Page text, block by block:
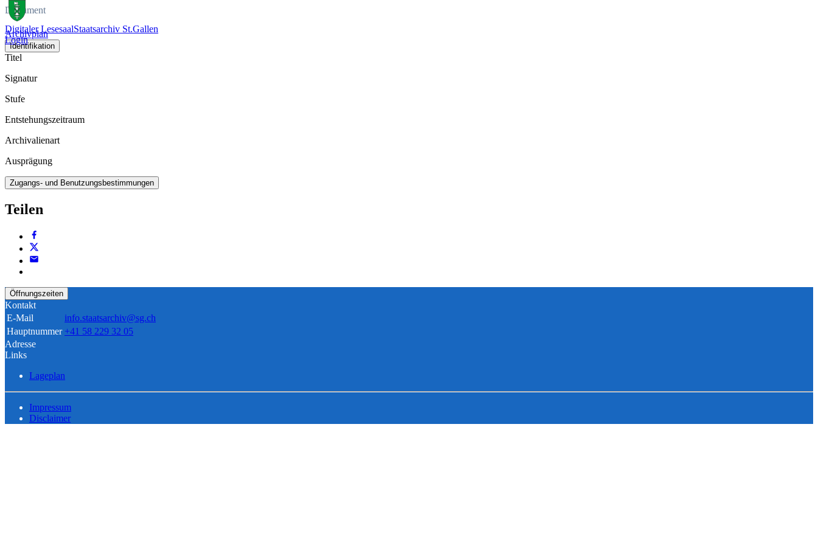
Digitaler LesesaalStaatsarchiv St.Gallen
Login
Dokument
Archivplan
Identifikation
Titel
Signatur
Stufe
Entstehungszeitraum
Archivalienart
Ausprägung
Zugangs- und Benutzungsbestimmungen
Teilen
Öffnungszeiten
Kontakt
E-Mail
info.staatsarchiv@sg.ch
Hauptnummer +41 58 229 32 05
Adresse
Links
Lageplan
Impressum
Disclaimer